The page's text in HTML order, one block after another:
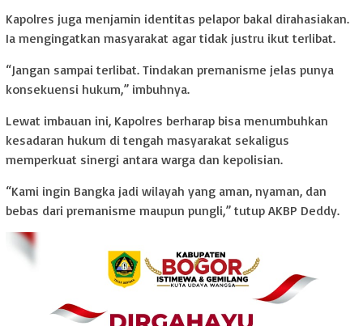
Kapolres juga menjamin identitas pelapor bakal dirahasiakan.
Ia mengingatkan masyarakat agar tidak justru ikut terlibat.
“Jangan sampai terlibat. Tindakan premanisme jelas punya
konsekuensi hukum,” imbuhnya.
Lewat imbauan ini, Kapolres berharap bisa menumbuhkan
kesadaran hukum di tengah masyarakat sekaligus
memperkuat sinergi antara warga dan kepolisian.
“Kami ingin Bangka jadi wilayah yang aman, nyaman, dan
bebas dari premanisme maupun pungli,” tutup AKBP Deddy.